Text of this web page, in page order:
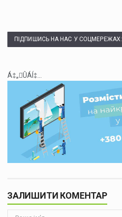
ПІДПИШИСЬ НА НАС У СОЦМЕРЕЖАХ:
Á‡„ÛÁÍ‡...
ЗАЛИШИТИ КОМЕНТАР